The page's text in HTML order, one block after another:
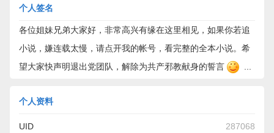
个人签名
各位姐妹兄弟大家好，非常高兴有缘在这里相见，如果你若追
小说，嫌连载太慢，请点开我的帐号，看完整的全本小说。希
望大家快声明退出党团队，解除为共产邪教献身的誓言
个人资料
UID 287068